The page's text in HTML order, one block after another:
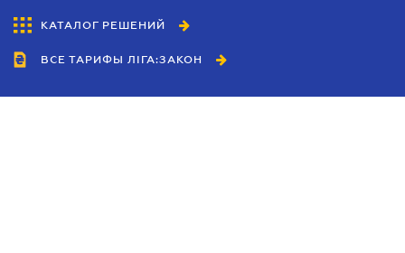
КАТАЛОГ РЕШЕНИЙ
ВСЕ ТАРИФЫ ЛІГА:ЗАКОН